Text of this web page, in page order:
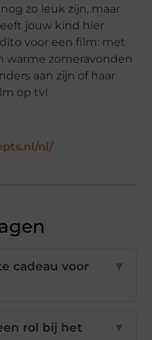
zo leuk zijn, maar
jouw kind hier
voor een film: met
warme zomeravonden
aan zijn of haar
op tv!
nl/
cadeau voor
▼
rol bij het
▼